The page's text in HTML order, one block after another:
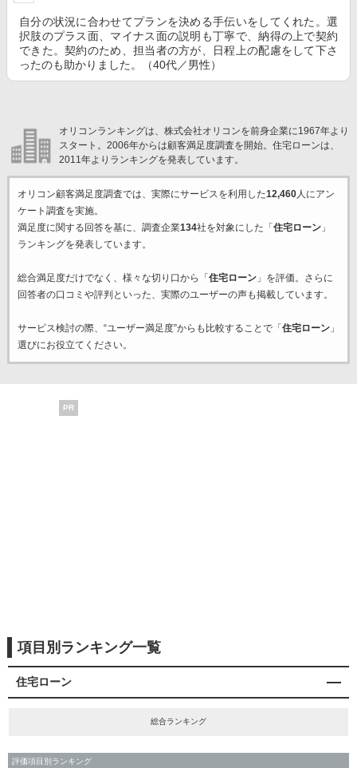
自分の状況に合わせてプランを決める手伝いをしてくれた。選
択肢のプラス面、マイナス面の説明も丁寧で、納得の上で契約
できた。契約のため、担当者の方が、日程上の配慮をして下さ
ったのも助かりました。（40代／男性）
オリコンランキングは、株式会社オリコンを前身企業に1967年より
スタート。2006年からは顧客満足度調査を開始。住宅ローンは、
2011年よりランキングを発表しています。
オリコン顧客満足度調査では、実際にサービスを利用した12,460人にアン
ケート調査を実施。
満足度に関する回答を基に、調査企業134社を対象にした「 住宅ローン」
ランキングを発表しています。
総合満足度だけでなく、様々な切り口から「 住宅ローン」を評価。さらに
回答者の口コミや評判といった、実際のユーザーの声も掲載しています。
サービス検討の際、“ユーザー満足度”からも比較することで「 住宅ローン」
選びにお役立てください。
PR
項目別ランキング一覧
住宅ローン
総合ランキング
評価項目別ランキング